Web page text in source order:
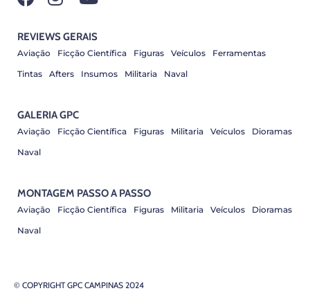
GALERIA GPC
Aviação Ficção Científica Figuras Militaria Veículos
Dioramas
Naval
REVIEWS GERAIS
Aviação Ficção Científica Figuras Veículos
Ferramentas
Tintas
Afters Insumos Militaria Naval
MONTAGEM PASSO A PASSO
Aviação Ficção Científica Figuras Militaria Veículos
Dioramas
Naval
© COPYRIGHT GPC CAMPINAS 2024